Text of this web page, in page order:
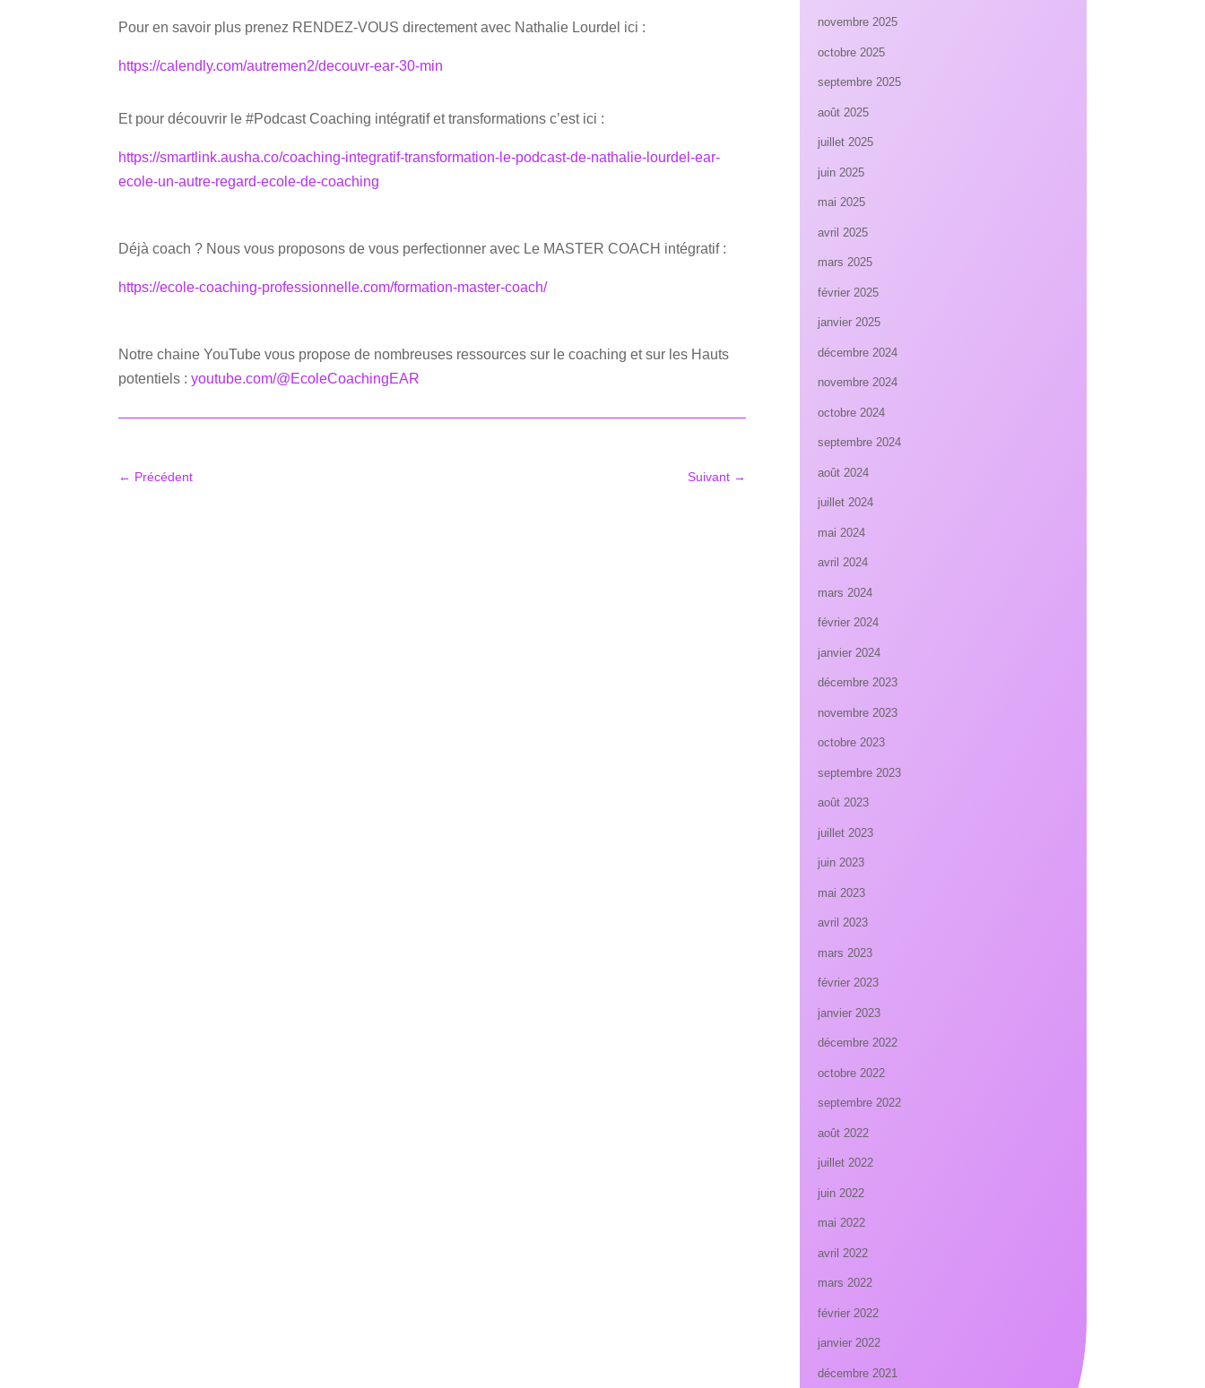
Pour en savoir plus prenez RENDEZ-VOUS directement avec Nathalie Lourdel ici :
https://calendly.com/autremen2/decouvr-ear-30-min
Et pour découvrir le #Podcast Coaching intégratif et transformations c’est ici :
https://smartlink.ausha.co/coaching-integratif-transformation-le-podcast-de-nathalie-lourdel-ear-
ecole-un-autre-regard-ecole-de-coaching
Déjà coach ? Nous vous proposons de vous perfectionner avec Le MASTER COACH intégratif :
https://ecole-coaching-professionnelle.com/formation-master-coach/
Notre chaine YouTube vous propose de nombreuses ressources sur le coaching et sur les Hauts
potentiels : youtube.com/@EcoleCoachingEAR
← Précédent Suivant →
novembre 2025
octobre 2025
septembre 2025
août 2025
juillet 2025
juin 2025
mai 2025
avril 2025
mars 2025
février 2025
janvier 2025
décembre 2024
novembre 2024
octobre 2024
septembre 2024
août 2024
juillet 2024
mai 2024
avril 2024
mars 2024
février 2024
janvier 2024
décembre 2023
novembre 2023
octobre 2023
septembre 2023
août 2023
juillet 2023
juin 2023
mai 2023
avril 2023
mars 2023
février 2023
janvier 2023
décembre 2022
octobre 2022
septembre 2022
août 2022
juillet 2022
juin 2022
mai 2022
avril 2022
mars 2022
février 2022
janvier 2022
décembre 2021